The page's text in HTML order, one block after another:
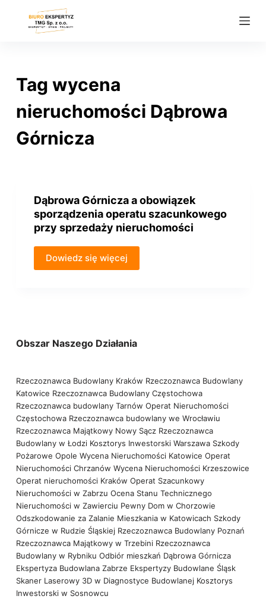
o
Tag wycena
nieruchomości Dąbrowa
Górnicza
Dąbrowa Górnicza a obowiązek
sporządzenia operatu szacunkowego
przy sprzedaży nieruchomości
Dowiedz się więcej
Obszar Naszego Działania
Rzeczoznawca Budowlany Kraków Rzeczoznawca Budowlany
Katowice Rzeczoznawca Budowlany Częstochowa
Rzeczoznawca budowlany Tarnów Operat Nieruchomości
Częstochowa Rzeczoznawca budowlany we Wrocławiu
Rzeczoznawca Majątkowy Nowy Sącz Rzeczoznawca
Budowlany w Łodzi Kosztorys Inwestorski Warszawa Szkody
Pożarowe Opole Wycena Nieruchomości Katowice Operat
Nieruchomości Chrzanów Wycena Nieruchomości Krzeszowice
Operat nieruchomości Kraków Operat Szacunkowy
Nieruchomości w Zabrzu Ocena Stanu Technicznego
Nieruchomości w Zawierciu Pewny Dom w Chorzowie
Odszkodowanie za Zalanie Mieszkania w Katowicach Szkody
Górnicze w Rudzie Śląskiej Rzeczoznawca Budowlany Poznań
Rzeczoznawca Majątkowy w Trzebini Rzeczoznawca
Budowlany w Rybniku Odbiór mieszkań Dąbrowa Górnicza
Ekspertyza Budowlana Zabrze Ekspertyzy Budowlane Śląsk
Skaner Laserowy 3D w Diagnostyce Budowlanej Kosztorys
Inwestorski w Sosnowcu